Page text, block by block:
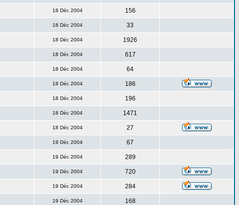
18 Déc 2004 156
18 Déc 2004 33
18 Déc 2004 1926
18 Déc 2004 617
18 Déc 2004 64
18 Déc 2004 186
18 Déc 2004 196
18 Déc 2004 1471
18 Déc 2004 27
19 Déc 2004 67
19 Déc 2004 289
19 Déc 2004 720
19 Déc 2004 284
19 Déc 2004 168